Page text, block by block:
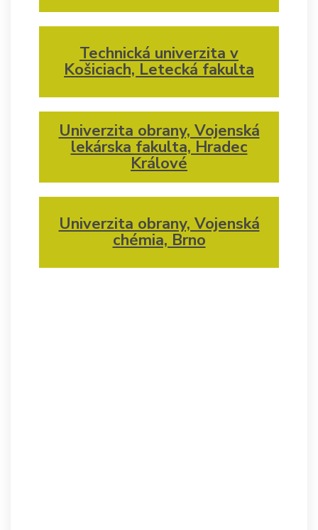
Technická univerzita v
Košiciach, Letecká fakulta
Univerzita obrany, Vojenská
lekárska fakulta, Hradec
Králové
Univerzita obrany, Vojenská
chémia, Brno